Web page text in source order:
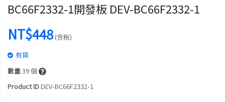
BC66F2332-1開發板 DEV-BC66F2332-1
NT$448(含稅)
有貨
數量39個
Product IDDEV-BC66F2332-1